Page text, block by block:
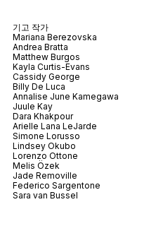
기고 작가
Mariana Berezovska
Andrea Bratta
Matthew Burgos
Kayla Curtis-Evans
Cassidy George
Billy De Luca
Annalise June Kamegawa
Juule Kay
Dara Khakpour
Arielle Lana LeJarde
Simone Lorusso
Lindsey Okubo
Lorenzo Ottone
Melis Özek
Jade Removille
Federico Sargentone
Sara van Bussel